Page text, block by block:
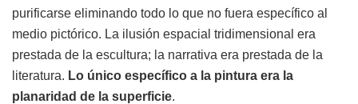
purificarse eliminando todo lo que no fuera específico al
medio pictórico. La ilusión espacial tridimensional era
prestada de la escultura; la narrativa era prestada de la
literatura. Lo único específico a la pintura era la
planaridad de la superficie.